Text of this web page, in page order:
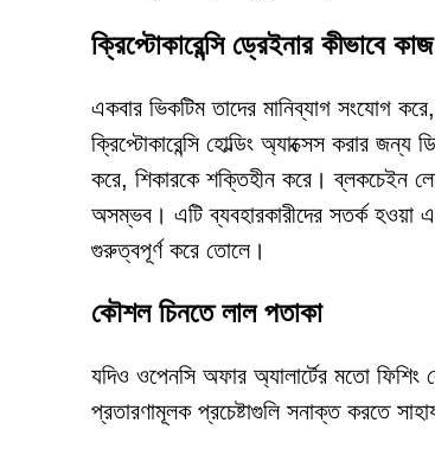
ক্রিপ্টোকারেন্সি ড্রেইনার কীভাবে
একবার ভিকটিম তাদের মানিব্যাগ সংযোগ
ক্রিপ্টোকারেন্সি হোল্ডিং অ্যাক্সেস করার
করে, শিকারকে শক্তিহীন করে। ব্লকচেইন
অসম্ভব। এটি ব্যবহারকারীদের সতর্ক হওয়া
গুরুত্বপূর্ণ করে তোলে।
কৌশল চিনতে লাল পতাকা
যদিও ওপেনসি অফার অ্যালার্টের মতো
প্রতারণামূলক প্রচেষ্টাগুলি সনাক্ত করতে